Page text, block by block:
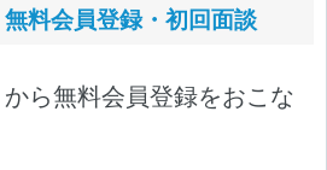
無料会員登録・初回面談
ら無料会員登録をおこな